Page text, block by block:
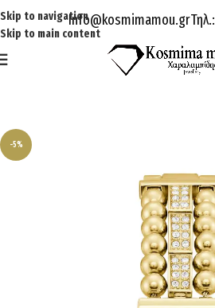
Skip to navigation
Skip to main content
Info@kosmimamou.grΤηλ.:
-5%